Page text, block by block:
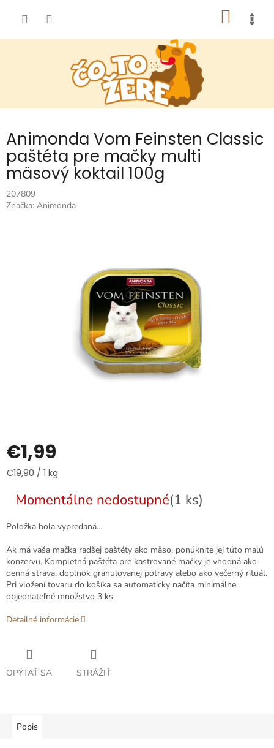
Animonda Vom Feinsten Classic
paštéta pre mačky multi
mäsový koktail 100g
207809
Značka: Animonda
€1,99
Jednotková
€19,90 / 1 kg
Momentálne nedostupné(1 ks)
Položka bola vypredaná…
Ak má vaša mačka radšej paštéty ako mäso, ponúknite jej túto malú
konzervu. Kompletná paštéta pre kastrované mačky je vhodná ako
denná strava, doplnok granulovanej potravy alebo ako večerný rituál.
Pri vložení tovaru do košíka sa automaticky načíta minimálne
objednateľné množstvo 3 ks.
Detailné informácie
OPÝTAŤ SA STRÁŽIŤ
Popis